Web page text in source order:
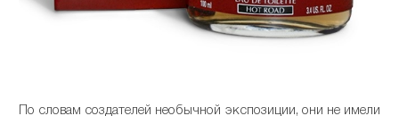
По словам создателей необычной экспозиции, они не имели